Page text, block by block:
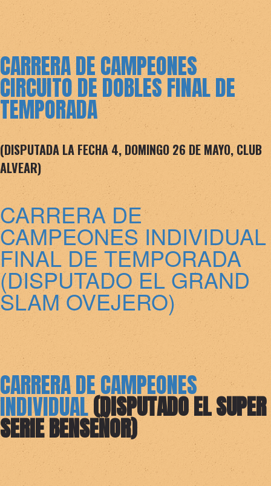
CARRERA DE CAMPEONES
CIRCUITO DE DOBLES FINAL DE
TEMPORADA
(DISPUTADA LA FECHA 4, DOMINGO 26 DE MAYO, CLUB
ALVEAR)
CARRERA DE
CAMPEONES INDIVIDUAL
FINAL DE TEMPORADA
(DISPUTADO EL GRAND
SLAM OVEJERO)
CARRERA DE CAMPEONES
INDIVIDUAL(DISPUTADO EL SUPER
SERIE BENSEÑOR)